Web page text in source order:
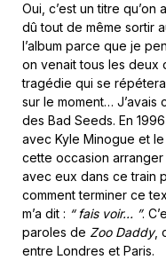
Oui, c’est un titre
dû tout de même sortir
l’album parce que je
on venait tous les deux
tragédie qui se répétera
sur le moment…
des Bad Seeds. En
avec Kyle Minogue et le
cette occasion arranger
avec eux dans ce train
comment terminer ce
m’a dit : “ fais voir… ”.
paroles de Zoo Daddy,
entre Londres et Paris.